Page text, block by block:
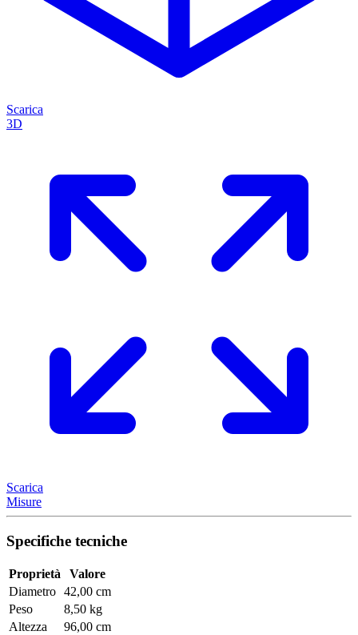
Scarica
3D
Scarica
Misure
Specifiche tecniche
Proprietà
Valore
Diametro 42,00 cm
Peso
8,50 kg
Altezza
96,00 cm